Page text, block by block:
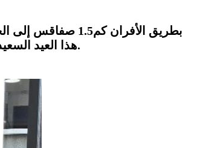
هذا العيد السعيد كما تدعوكم لإكتشاف الجديد في عالم الأدوات المنزلية والتجهيزات الإلكترونيةوالدراجات للكبار والصغار العادية والكهربائية.